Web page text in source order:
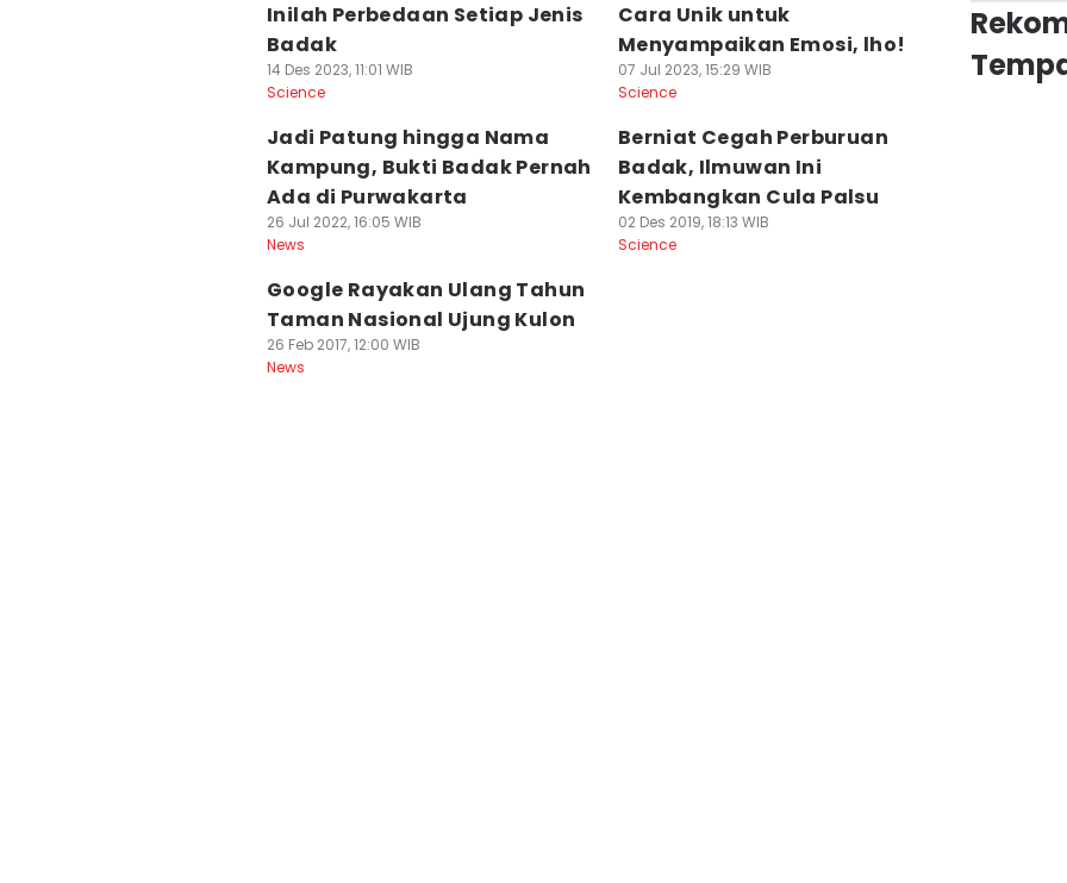
Inilah Perbedaan Setiap Jenis
Badak
14 Des 2023, 11:01 WIB
Science
Cara Unik untuk
Menyampaikan Emosi, lho!
07 Jul 2023, 15:29 WIB
Science
Jadi Patung hingga Nama
Kampung, Bukti Badak Pernah
Ada di Purwakarta
26 Jul 2022, 16:05 WIB
News
Berniat Cegah Perburuan
Badak, Ilmuwan Ini
Kembangkan Cula Palsu
02 Des 2019, 18:13 WIB
Science
Google Rayakan Ulang Tahun
Taman Nasional Ujung Kulon
26 Feb 2017, 12:00 WIB
News